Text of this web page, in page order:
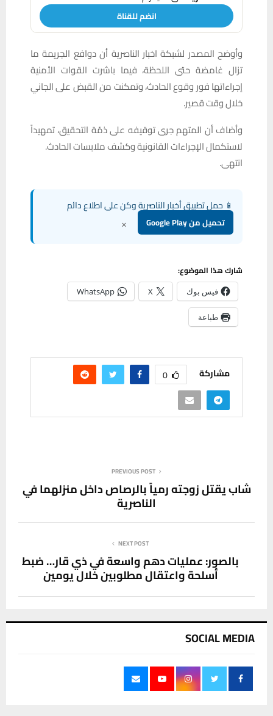
انضم للقناة
وأوضح المصدر لشبكة اخبار الناصرية أن دوافع الجريمة ما
تزال غامضة حتى اللحظة، فيما باشرت القوات الأمنية
إجراءاتها فور وقوع الحادث، وتمكنت من القبض على الجاني
خلال وقت قصير.
وأضاف أن المتهم جرى توقيفه على ذمّة التحقيق، تمهيداً
لاستكمال الإجراءات القانونية وكشف ملابسات الحادث.
انتهى.
📱 حمل تطبيق أخبار الناصرية وكن على اطلاع دائم
تحميل من Google Play ×
شارك هذا الموضوع:
فيس بوك X
WhatsApp
طباعة
مشاركة 0
PREVIOUS POST
شاب يقتل زوجته رمياً بالرصاص داخل منزلهما في
الناصرية
NEXT POST
بالصور: عمليات دهم واسعة في ذي قار… ضبط
أسلحة واعتقال مطلوبين خلال يومين
SOCIAL MEDIA